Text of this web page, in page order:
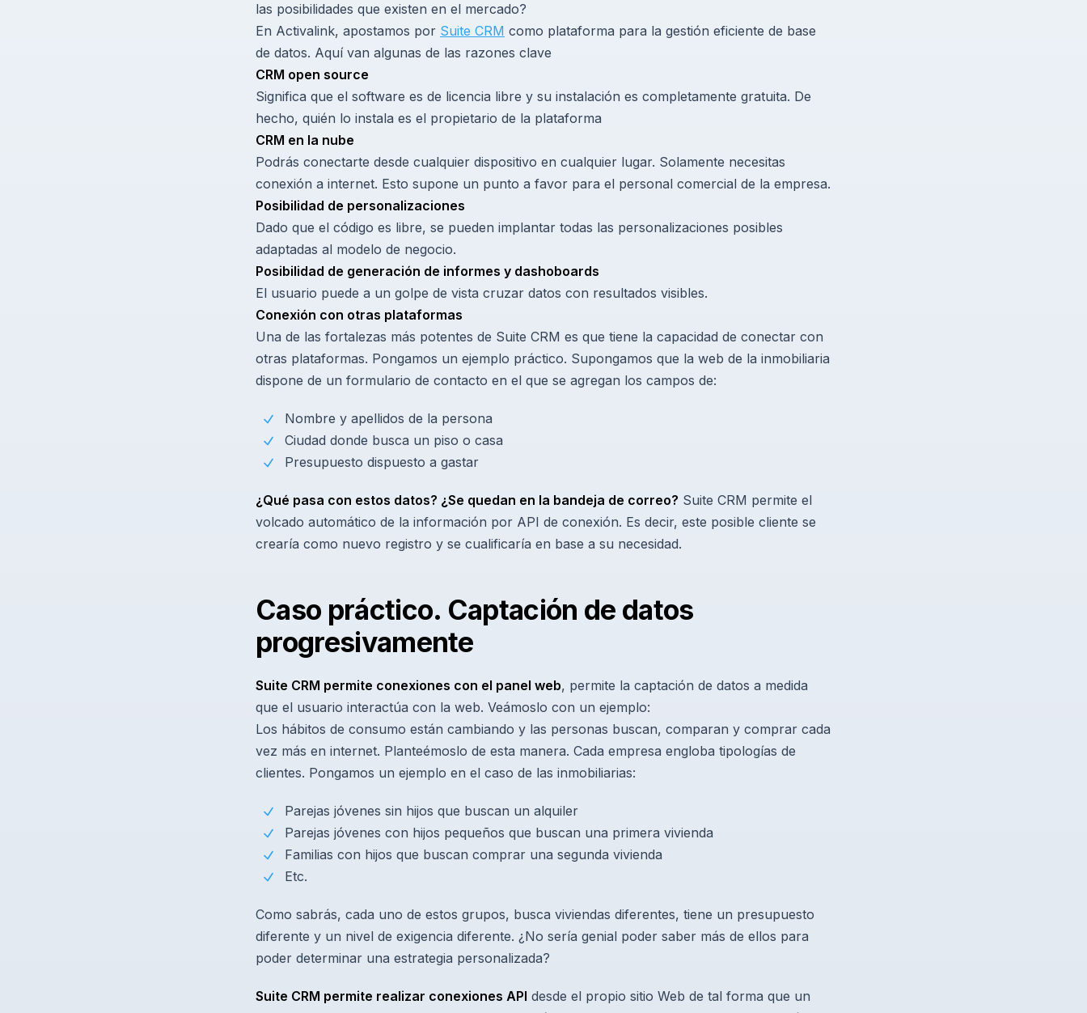
las posibilidades que existen en el mercado?
En Activalink, apostamos por Suite CRM como plataforma para la gestión eficiente de base
de datos. Aquí van algunas de las razones clave
CRM open source
Significa que el software es de licencia libre y su instalación es completamente gratuita. De
hecho, quién lo instala es el propietario de la plataforma
CRM en la nube
Podrás conectarte desde cualquier dispositivo en cualquier lugar. Solamente necesitas
conexión a internet. Esto supone un punto a favor para el personal comercial de la empresa.
Posibilidad de personalizaciones
Dado que el código es libre, se pueden implantar todas las personalizaciones posibles
adaptadas al modelo de negocio.
Posibilidad de generación de informes y dashoboards
El usuario puede a un golpe de vista cruzar datos con resultados visibles.
Conexión con otras plataformas
Una de las fortalezas más potentes de Suite CRM es que tiene la capacidad de conectar con
otras plataformas. Pongamos un ejemplo práctico. Supongamos que la web de la inmobiliaria
dispone de un formulario de contacto en el que se agregan los campos de:
Nombre y apellidos de la persona
Ciudad donde busca un piso o casa
Presupuesto dispuesto a gastar
¿Qué pasa con estos datos? ¿Se quedan en la bandeja de correo? Suite CRM permite el
volcado automático de la información por API de conexión. Es decir, este posible cliente se
crearía como nuevo registro y se cualificaría en base a su necesidad.
Caso práctico. Captación de datos
progresivamente
Suite CRM permite conexiones con el panel web, permite la captación de datos a medida
que el usuario interactúa con la web. Veámoslo con un ejemplo:
Los hábitos de consumo están cambiando y las personas buscan, comparan y comprar cada
vez más en internet. Planteémoslo de esta manera. Cada empresa engloba tipologías de
clientes. Pongamos un ejemplo en el caso de las inmobiliarias:
Parejas jóvenes sin hijos que buscan un alquiler
Parejas jóvenes con hijos pequeños que buscan una primera vivienda
Familias con hijos que buscan comprar una segunda vivienda
Etc.
Como sabrás, cada uno de estos grupos, busca viviendas diferentes, tiene un presupuesto
diferente y un nivel de exigencia diferente. ¿No sería genial poder saber más de ellos para
poder determinar una estrategia personalizada?
Suite CRM permite realizar conexiones API desde el propio sitio Web de tal forma que un